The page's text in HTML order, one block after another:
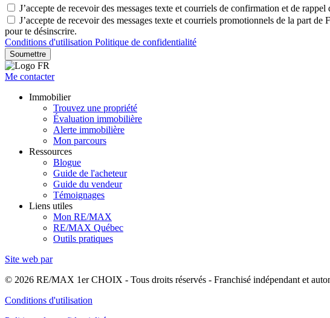
J’accepte de recevoir des messages texte et courriels de confirmation et de
J’accepte de recevoir des messages texte et courriels promotionnels de la part
pour te désinscrire.
Conditions d'utilisation Politique de confidentialité
Soumettre
Me contacter
Immobilier
Trouvez une propriété
Évaluation immobilière
Alerte immobilière
Mon parcours
Ressources
Blogue
Guide de l'acheteur
Guide du vendeur
Témoignages
Liens utiles
Mon RE/MAX
RE/MAX Québec
Outils pratiques
Site web par
© 2026 RE/MAX 1er CHOIX - Tous droits réservés - Franchisé indépendant et
Conditions d'utilisation